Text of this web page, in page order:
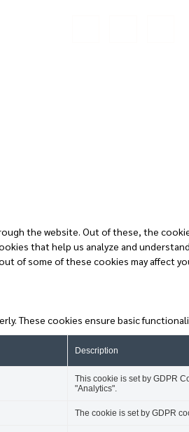
the website. Out of these, the
that help us analyze and
of some of these cookies may affect
These cookies ensure basic
Description
This cookie is set by GDPR
"Analytics".
The cookie is set by GDPR